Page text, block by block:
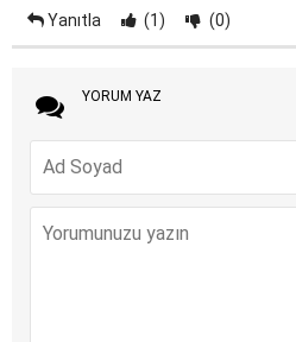
Yanıtla (1) (0)
YORUM YAZ